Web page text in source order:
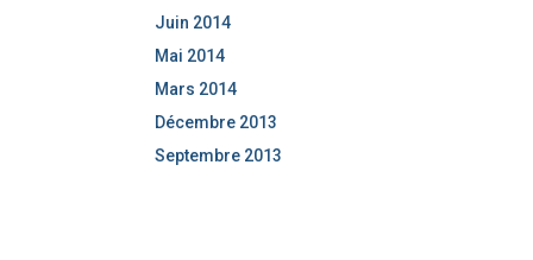
Juin 2014
Mai 2014
Mars 2014
Décembre 2013
Septembre 2013